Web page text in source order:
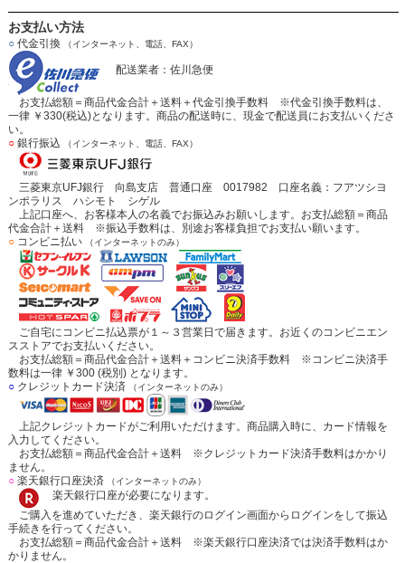
お支払い方法
○代金引換 （インターネット、電話、FAX）
配送業者：佐川急便
お支払総額＝商品代金合計＋送料＋代金引換手数料 ※代金引換手数料は、
一律 ￥330(税込)となります。商品の配送時に、現金で配送員にお支払いくださ
い。
○銀行振込 （インターネット、電話、FAX）
三菱東京UFJ銀行 向島支店 普通口座 0017982 口座名義：フアツシヨ
ンポラリス ハシモト シゲル
上記口座へ、お客様本人の名義でお振込みお願いします。お支払総額＝商品
代金合計＋送料 ※振込手数料は、別途お客様負担でお支払い願います。
○コンビニ払い （インターネットのみ）
ご自宅にコンビニ払込票が１～３営業日で届きます。お近くのコンビニエン
スストアでお支払いください。
お支払総額＝商品代金合計＋送料＋コンビニ決済手数料 ※コンビニ決済手
数料は一律 ￥300 (税別) となります。
○クレジットカード決済 （インターネットのみ）
上記クレジットカードがご利用いただけます。商品購入時に、カード情報を
入力してください。
お支払総額＝商品代金合計＋送料 ※クレジットカード決済手数料はかかり
ません。
○楽天銀行口座決済 （インターネットのみ）
楽天銀行口座が必要になります。
ご購入を進めていただき、楽天銀行のログイン画面からログインをして振込
手続きを行ってください。
お支払総額＝商品代金合計＋送料 ※楽天銀行口座決済では決済手数料はか
かりません。